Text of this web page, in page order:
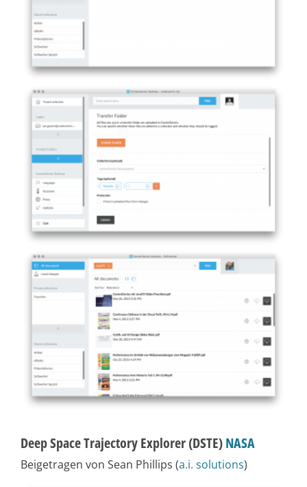
Deep Space Trajectory Explorer (DSTE)NASA
Beigetragen von Sean Phillips (a.i. solutions)